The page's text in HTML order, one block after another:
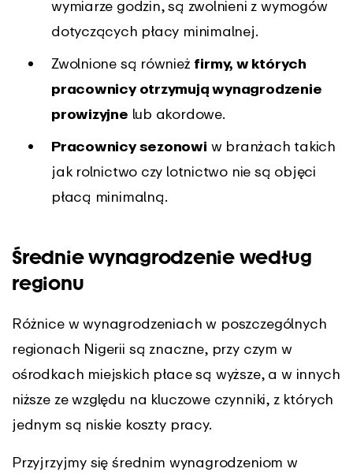
wymiarze godzin, są zwolnieni z wymogów
dotyczących płacy minimalnej.
Zwolnione są również firmy, w których
pracownicy otrzymują wynagrodzenie
prowizyjne lub akordowe.
Pracownicy sezonowi w branżach takich
jak rolnictwo czy lotnictwo nie są objęci
płacą minimalną.
Średnie wynagrodzenie według
regionu
Różnice w wynagrodzeniach w poszczególnych
regionach Nigerii są znaczne, przy czym w
ośrodkach miejskich płace są wyższe, a w innych
niższe ze względu na kluczowe czynniki, z których
jednym są niskie koszty pracy.
Przyjrzyjmy się średnim wynagrodzeniom w